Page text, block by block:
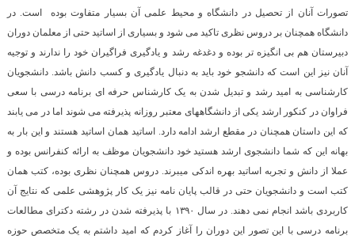
تصورات آنان از تحصیل در دانشگاه و محیط علمی آن بسیار متفاوت بوده است. در
دانشگاه همچنان بر دروس نظری تاکید می شود و بسیاری از اساتید حتی از معلمان دوران
دبیرستان هم بی انگیزه تر بوده و دغدغه رشد و یادگیری فراگیران خود را ندارند و توجیه
آنان نیز این است که دانشجو خود باید به دنبال یادگیری و کسب دانش باشد. دانشجویان
کارشناسی به امید رشد و تبدیل شدن به یک کارشناس حرفه ای برنامه درسی با سعی
فراوان در کنکور ارشد یکی از دانشگاههای معتبر روزانه پذیرفته می شوند اما در می یابند
که این داستان همچنان در مقطع ارشد ادامه دارد. اساتید همان اساتید هستند و این بار به
بهانه این که شما دانشجوی ارشد هستید خود دانشجویان موظف به ارائه کنفرانس بوده و
عملا از دانش و تجربه اساتید بهره اندکی میبرند. دروس همچنان نظری بوده، کتب همان
کتب است و دانشجویان حتی در قالب پایان نامه نیز یک کار پژوهشی علمی که نتایج آن
کاربردی باشد انجام نمی دهند. در سال ۱۳۹۰ با پذیرفته شدن در رشته دکترای مطالعات
برنامه درسی با این تصور این دوران را آغاز کردم که امید داشتم به یک متخصص حوزه